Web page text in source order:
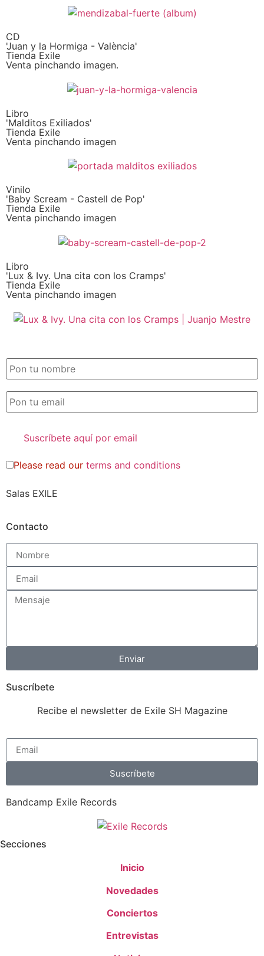
CD
'Juan y la Hormiga - València'
Tienda Exile
Venta pinchando imagen.
Libro
'Malditos Exiliados'
Tienda Exile
Venta pinchando imagen
Vinilo
'Baby Scream - Castell de Pop'
Tienda Exile
Venta pinchando imagen
Libro
'Lux & Ivy. Una cita con los Cramps'
Tienda Exile
Venta pinchando imagen
Please read our terms and conditions
Salas EXILE
Contacto
Enviar
Suscríbete
Recibe el newsletter de Exile SH Magazine
Suscríbete
Bandcamp Exile Records
Secciones
Inicio
Novedades
Conciertos
Entrevistas